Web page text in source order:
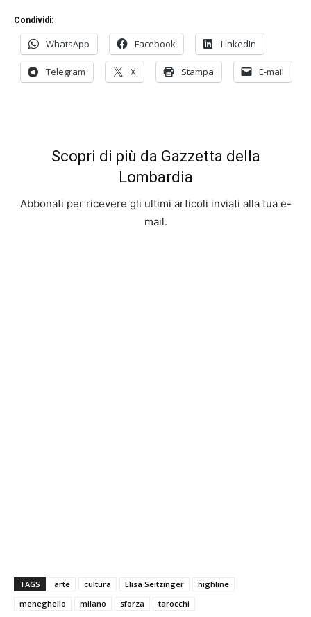
Condividi:
WhatsApp Facebook LinkedIn
Telegram X Stampa E-mail
Scopri di più da Gazzetta della
Lombardia
Abbonati per ricevere gli ultimi articoli inviati alla tua e-
mail.
TAGS arte cultura Elisa Seitzinger
highline
meneghello
milano sforza tarocchi